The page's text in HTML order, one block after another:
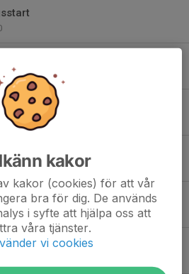
0
för säsongen!!
maj
.
kakor
kakor (cookies) för att vår
bra för dig. De används
i syfte att hjälpa oss att
våra tjänster.
vi cookies